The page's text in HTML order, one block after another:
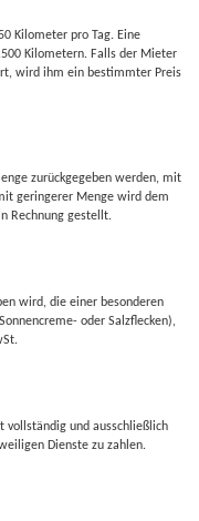
Kilometer pro Tag. Eine
Kilometern. Falls der Mieter
wird ihm ein bestimmter Preis
zurückgegeben werden, mit
geringerer Menge wird dem
Rechnung gestellt.
wird, die einer besonderen
oder Salzflecken),
vollständig und ausschließlich
Dienste zu zahlen.